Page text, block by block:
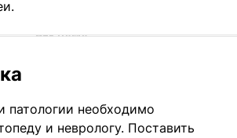
патологии необходимо
и неврологу. Поставить